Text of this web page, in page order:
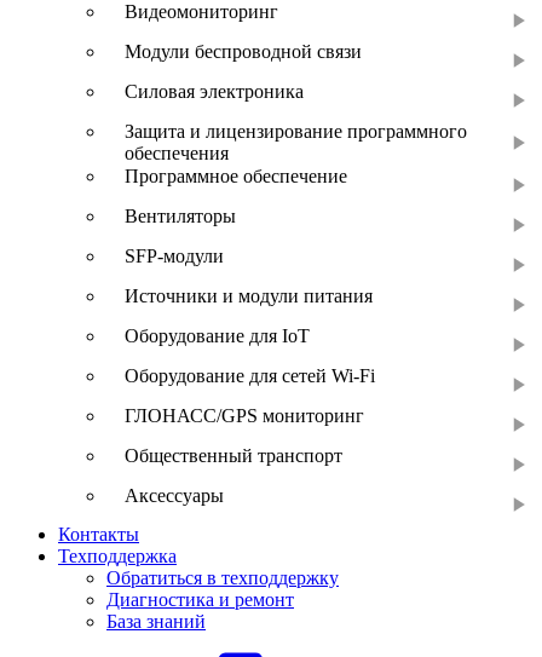
Видеомониторинг
Модули беспроводной связи
Силовая электроника
Защита и лицензирование программного
обеспечения
Программное обеспечение
Вентиляторы
SFP-модули
Источники и модули питания
Оборудование для IoT
Оборудование для сетей Wi-Fi
ГЛОНАСС/GPS мониторинг
Общественный транспорт
Аксессуары
Контакты
Техподдержка
Обратиться в техподдержку
Диагностика и ремонт
База знаний